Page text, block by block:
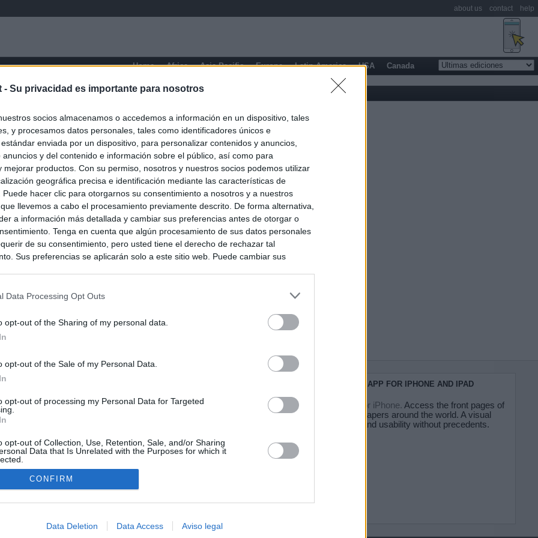
- Su privacidad es importante para nosotros
socios almacenamos o accedemos a información en un dispositivo, tales
y procesamos datos personales, tales como identificadores únicos e
enviada por un dispositivo, para personalizar contenidos y anuncios,
anuncios y del contenido e información sobre el público, así como para
mejorar productos. Con su permiso, nosotros y nuestros socios podemos utilizar
geográfica precisa e identificación mediante las características de
Puede hacer clic para otorgarnos su consentimiento a nosotros y a nuestros
llevemos a cabo el procesamiento previamente descrito. De forma alternativa,
a información más detallada y cambiar sus preferencias antes de otorgar o
Tenga en cuenta que algún procesamiento de sus datos personales
de su consentimiento, pero usted tiene el derecho de rechazar tal
Sus preferencias se aplicarán solo a este sitio web. Puede cambiar sus
Data Processing Opt Outs
opt-out of the Sharing of my personal data.
opt-out of the Sale of my Personal Data.
opt-out of processing my Personal Data for Targeted
opt-out of Collection, Use, Retention, Sale, and/or Sharing
Data that Is Unrelated with the Purposes for which it
CONFIRM
Data Deletion Data Access Aviso legal
Home Africa Asia-Pacific Europe Latin America USA Canada
daily press directory that gives access to the world's largest news
readable image taken from today's frontpage cover of each
KIOSKO.NET APP FOR IPHONE AND IPAD
Kiosko.net for iPhone. Access the front pages of
major newspapers around the world. A visual
experience and usability without precedents.
about us contact help